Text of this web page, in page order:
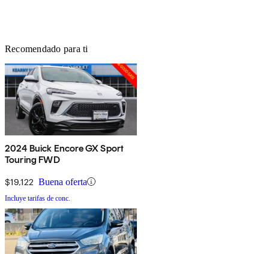
Recomendado para ti
2024 Buick Encore GX Sport
Touring FWD
$19,122 Buena oferta
Incluye tarifas de conc.